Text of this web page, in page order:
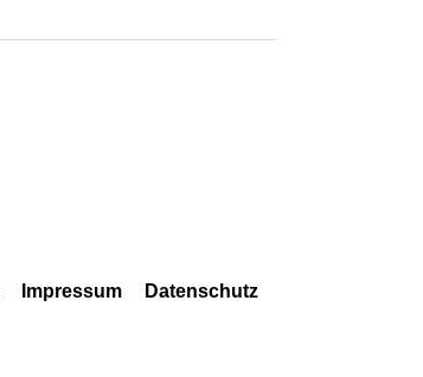
Impressum Datenschutz